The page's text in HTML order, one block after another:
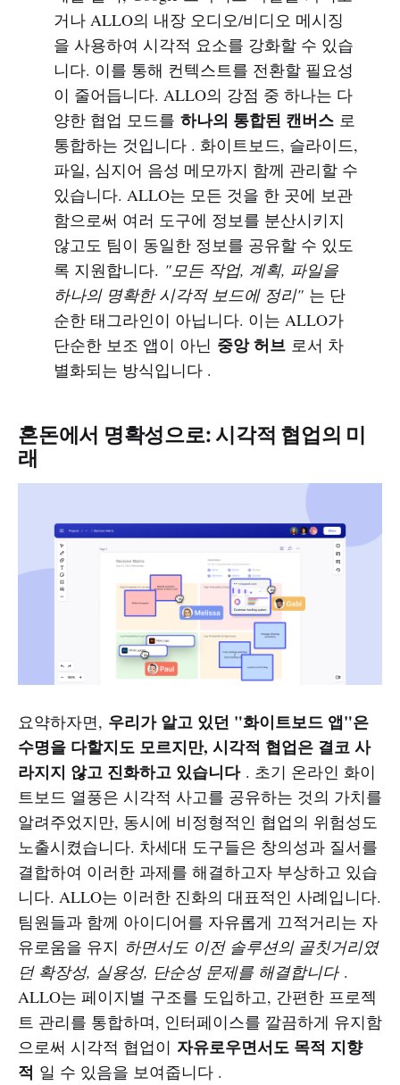
거나 ALLO의 내장 오디오/비디오 메시징
을 사용하여 시각적 요소를 강화할 수 있습
니다. 이를 통해 컨텍스트를 전환할 필요성
이 줄어듭니다. ALLO의 강점 중 하나는 다
양한 협업 모드를 하나의 통합된 캔버스로
통합하는 것입니다 . 화이트보드, 슬라이드,
파일, 심지어 음성 메모까지 함께 관리할 수
있습니다. ALLO는 모든 것을 한 곳에 보관
함으로써 여러 도구에 정보를 분산시키지
않고도 팀이 동일한 정보를 공유할 수 있도
록 지원합니다. "모든 작업, 계획, 파일을
하나의 명확한 시각적 보드에 정리"는 단
순한 태그라인이 아닙니다. 이는 ALLO가
단순한 보조 앱이 아닌 중앙 허브로서 차
별화되는 방식입니다 .
혼돈에서 명확성으로: 시각적 협업의 미
래
요약하자면, 우리가 알고 있던 "화이트보드 앱"은
수명을 다할지도 모르지만, 시각적 협업은 결코 사
라지지 않고 진화하고 있습니다. 초기 온라인 화이
트보드 열풍은 시각적 사고를 공유하는 것의 가치를
알려주었지만, 동시에 비정형적인 협업의 위험성도
노출시켰습니다. 차세대 도구들은 창의성과 질서를
결합하여 이러한 과제를 해결하고자 부상하고 있습
니다. ALLO는 이러한 진화의 대표적인 사례입니다.
팀원들과 함께 아이디어를 자유롭게 끄적거리는 자
유로움을 유지 하면서도 이전 솔루션의 골칫거리였
던 확장성, 실용성, 단순성 문제를 해결합니다.
ALLO는 페이지별 구조를 도입하고, 간편한 프로젝
트 관리를 통합하며, 인터페이스를 깔끔하게 유지함
으로써 시각적 협업이 자유로우면서도 목적 지향
적 일 수 있음을 보여줍니다 .